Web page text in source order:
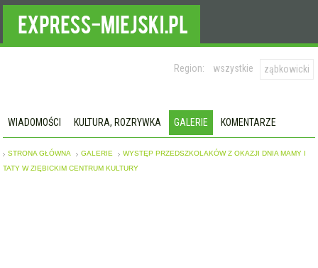
Region: wszystkie ząbkowicki
WIADOMOŚCI KULTURA, ROZRYWKA GALERIE KOMENTARZE
STRONA GŁÓWNA GALERIE
WYSTĘP PRZEDSZKOLAKÓW Z OKAZJI DNIA MAMY I
TATY W ZIĘBICKIM CENTRUM KULTURY